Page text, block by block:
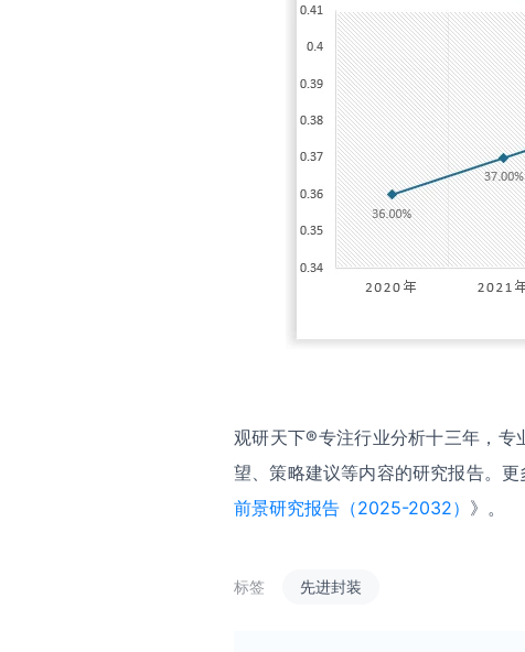
观研天下®专注行业分析十三年，专
望、策略建议等内容的研究报告。
前景研究报告（2025-2032） 》。
标签 先进封装